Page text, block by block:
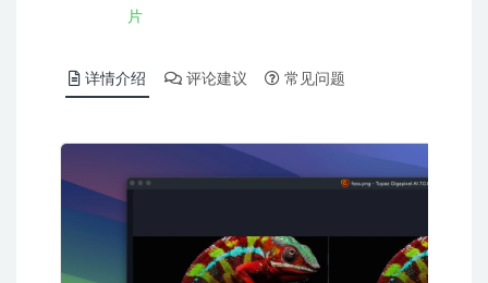
片
详情介绍 评论建议 常见问题